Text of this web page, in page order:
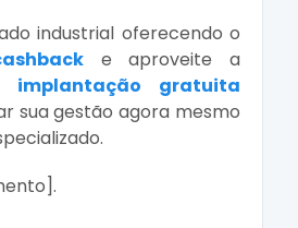
industrial oferecendo o
e aproveite a
implantação gratuita
sua gestão agora mesmo